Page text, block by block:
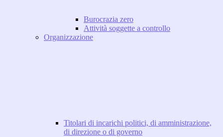
Burocrazia zero
Attività soggette a controllo
Organizzazione
Titolari di incarichi politici, di amministrazione,
di direzione o di governo